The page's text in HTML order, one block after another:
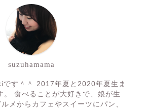
suzuhamama
です＾＾ 2017年夏と2020年夏生ま
。 食べることが大好きで、娘が生
メからカフェやスイーツにパン、